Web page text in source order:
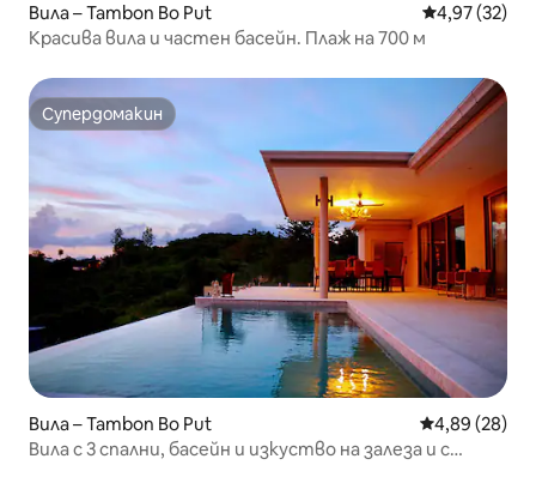
Вила – Tambon Bo Put Средна
4,97 (32)
Красива вила и частен басейн. Плаж на 700 м
Супердомакин
Супердомакин
Вила – Tambon Bo Put Средна
4,89 (28)
Вила с 3 спални, басейн и изкуство на залеза и с